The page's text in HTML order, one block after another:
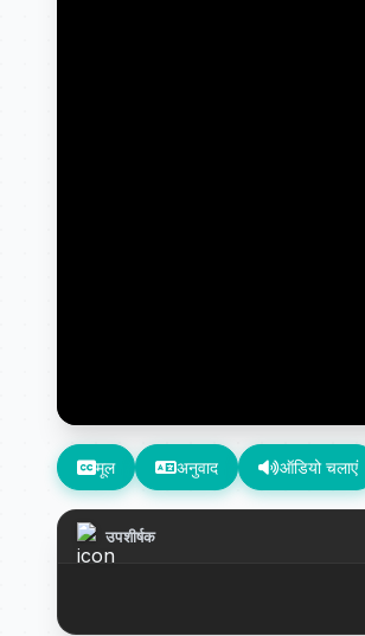
मूल अनुवाद ऑडियो चलाएं
उपशीर्षक